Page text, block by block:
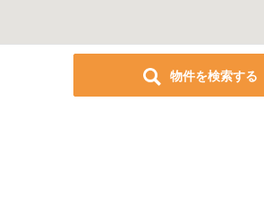
物件を検索する